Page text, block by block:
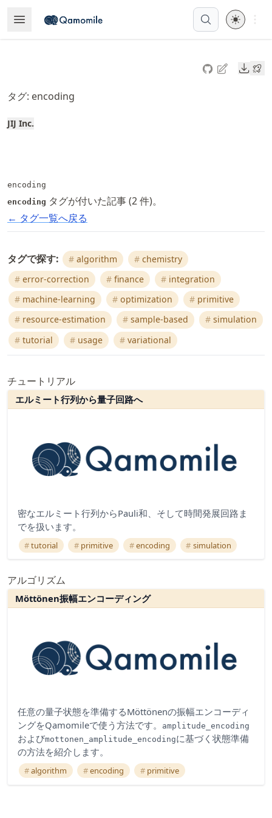
to
article
to
article
content
Open MenuMade with MyST
Open
タグ: encoding
JIJ Inc.
encoding
encoding タグが付いた記事 (2 件)。
← タグ一覧へ戻る
タグで探す: algorithm
chemistry
error-correction
finance
integration
machine-learning
optimization
primitive
resource-estimation
sample-based
simulation
tutorial
usage variational
チュートリアル
エルミート行列から量子回路へ
密なエルミート行列からPauli和、そして時間発展回路ま
でを扱います。
tutorial primitive encoding simulation
アルゴリズム
Möttönen振幅エンコーディング
任意の量子状態を準備するMöttönenの振幅エンコーディ
ングをQamomileで使う方法です。
amplitude_encoding
およびmottonen_amplitude_encodingに基づく状態準備
の方法を紹介します。
algorithm encoding primitive